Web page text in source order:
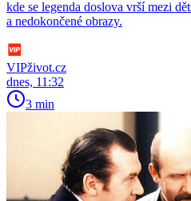
kde se legenda doslova vrší mezi
a nedokončené obrazy.
VIPživot.cz
dnes, 11:32
3 min